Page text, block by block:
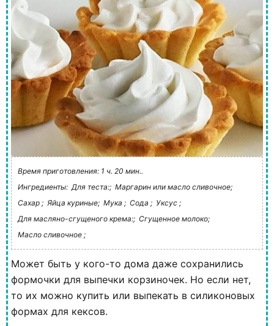
Время приготовления: 1 ч. 20 мин..
Ингредиенты: Для теста:; Маргарин или масло сливочное;
Сахар ; Яйца куриные; Мука ; Сода ; Уксус ;
Для масляно-сгущеного крема:; Сгущенное молоко;
Масло сливочное ;
Может быть у кого-то дома даже сохранились
формочки для выпечки корзиночек. Но если нет,
то их можно купить или выпекать в силиконовых
формах для кексов.